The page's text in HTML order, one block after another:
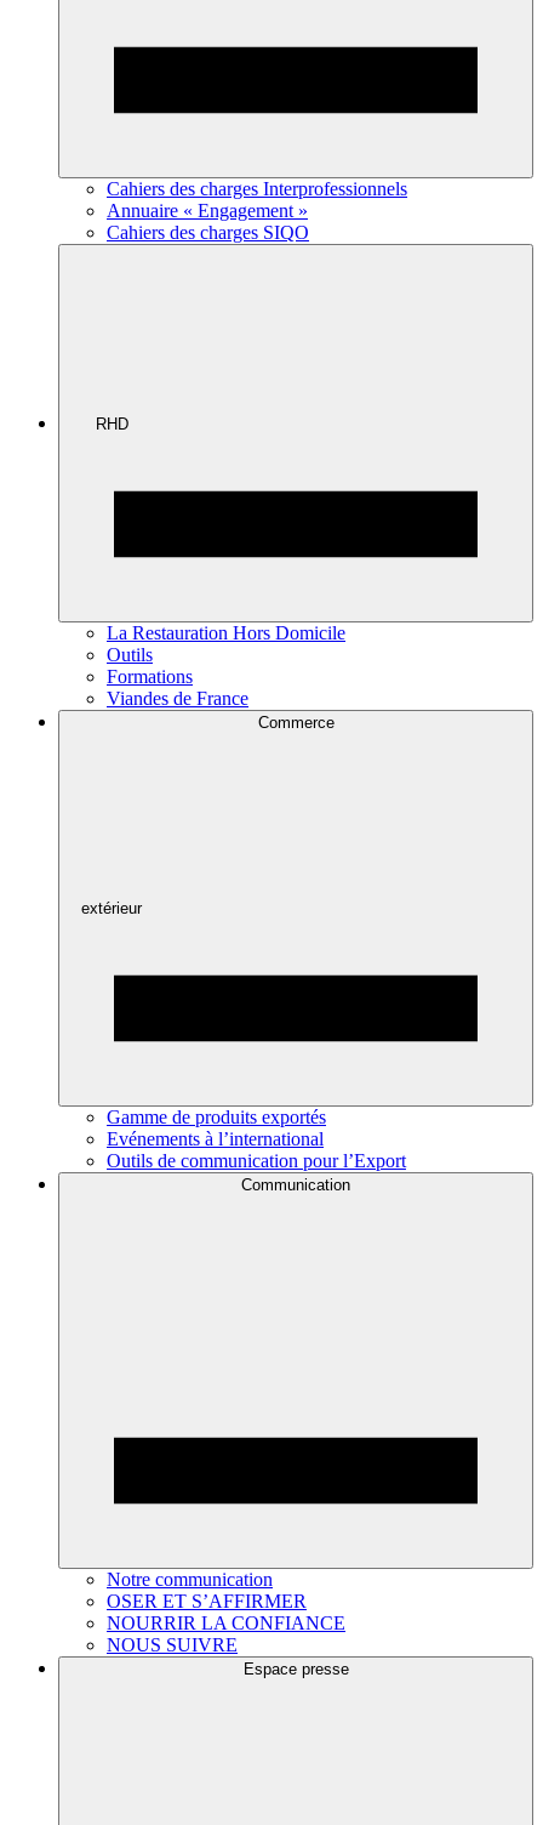
Cahiers des charges Interprofessionnels
Annuaire « Engagement »
Cahiers des charges SIQO
RHD
La Restauration Hors Domicile
Outils
Formations
Viandes de France
Commerce
extérieur
Gamme de produits exportés
Evénements à l’international
Outils de communication pour l’Export
Communication
Notre communication
OSER ET S’AFFIRMER
NOURRIR LA CONFIANCE
NOUS SUIVRE
Espace presse